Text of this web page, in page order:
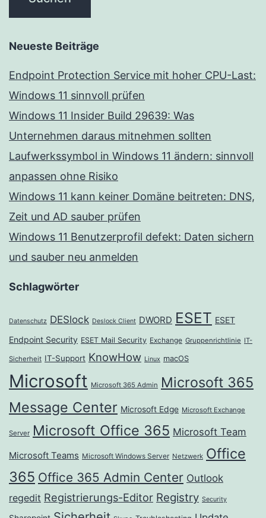
Neueste Beiträge
Endpoint Protection Service mit hoher CPU-Last:
Windows 11 sinnvoll prüfen
Windows 11 Insider Build 29639: Was
Unternehmen daraus mitnehmen sollten
Laufwerkssymbol in Windows 11 ändern: sinnvoll
anpassen ohne Risiko
Windows 11 kann keiner Domäne beitreten: DNS,
Zeit und AD sauber prüfen
Windows 11 Benutzerprofil defekt: Daten sichern
und sauber neu anmelden
Schlagwörter
Datenschutz DESlock Deslock Client DWORD ESET ESET
Endpoint Security ESET Mail Security Exchange Gruppenrichtlinie IT-
Sicherheit IT-Support KnowHow Linux macOS
Microsoft Microsoft 365 Admin Microsoft 365
Message Center Microsoft Edge Microsoft Exchange
Server Microsoft Office 365 Microsoft Team
Microsoft Teams Microsoft Windows Server Netzwerk Office
365 Office 365 Admin Center Outlook
regedit Registrierungs-Editor Registry Security